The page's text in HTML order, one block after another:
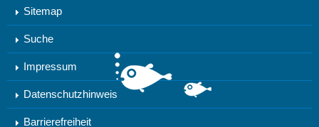
Sitemap
Suche
Impressum
Datenschutzhinweis
Barrierefreiheit